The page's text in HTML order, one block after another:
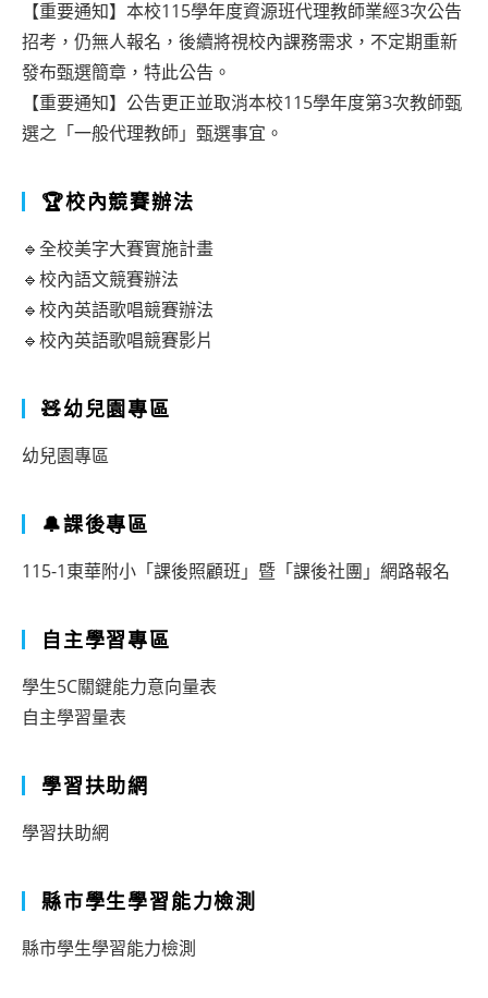
【重要通知】本校115學年度資源班代理教師業經3次公告
招考，仍無人報名，後續將視校內課務需求，不定期重新
發布甄選簡章，特此公告。
【重要通知】公告更正並取消本校115學年度第3次教師甄
選之「一般代理教師」甄選事宜。
🏆校內競賽辦法
🔹全校美字大賽實施計畫
🔹校內語文競賽辦法
🔹校內英語歌唱競賽辦法
🔹校內英語歌唱競賽影片
🧸幼兒園專區
幼兒園專區
🔔課後專區
115-1東華附小「課後照顧班」暨「課後社團」網路報名
自主學習專區
學生5C關鍵能力意向量表
自主學習量表
學習扶助網
學習扶助網
縣市學生學習能力檢測
縣市學生學習能力檢測